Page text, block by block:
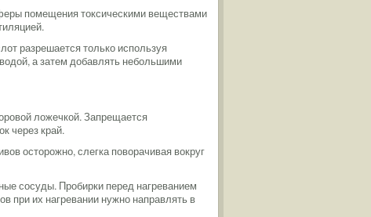
помещения токсическими веществами
разрешается только используя
а затем добавлять небольшими
ложечкой. Запрещается
через край.
осторожно, слегка поворачивая вокруг
сосуды. Пробирки перед нагреванием
при их нагревании нужно направлять в